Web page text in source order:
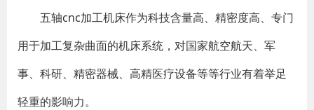
​ 五轴cnc加工机床作为科技含量高、精密度高、专门
用于加工复杂曲面的机床系统，对国家航空航天、军
事、科研、精密器械、高精医疗设备等等行业有着举足
轻重的影响力。